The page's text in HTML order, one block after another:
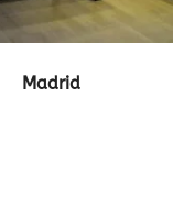
ΔΕΙΤΕ ΤΟ ΠΡΟΪΟΝ
Madrid